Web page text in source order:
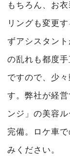
もちろん、お
リングも変更
ずアシスタン
の乱れも都度
ですので、少
す。弊社が経
ンジ」の美容
完備。ロケ車
みください。